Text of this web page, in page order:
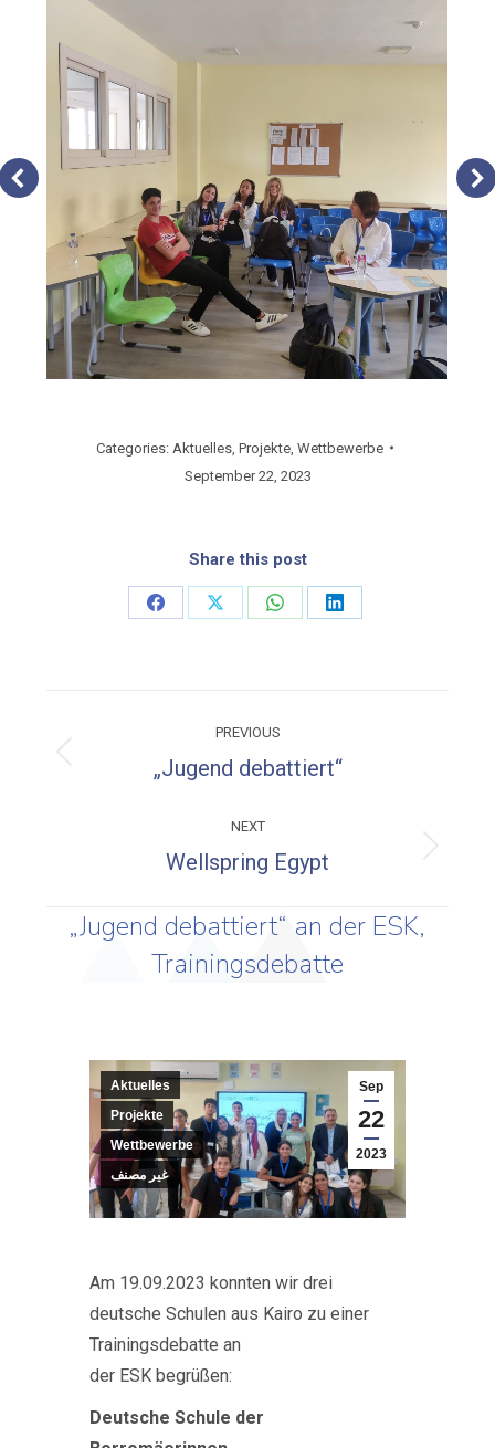
Categories: Aktuelles, Projekte, Wettbewerbe
September 22, 2023
Share this post
Share
Share
Share
Share
navigation
PREVIOUS
Previous
„Jugend debattiert“
NEXT
Next
Wellspring Egypt
„Jugend debattiert“ an der ESK,
Trainingsdebatte
Sep
22
2023
Aktuelles
Projekte
Wettbewerbe
غير مصنف
Am 19.09.2023 konnten wir drei
deutsche Schulen aus Kairo zu einer
Trainingsdebatte an
der ESK begrüßen:
Deutsche Schule der